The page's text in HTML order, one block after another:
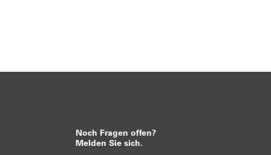
Noch Fragen offen?
Melden Sie sich.